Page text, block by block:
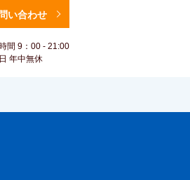
い合わせ
間 9：00 - 21:00
年中無休